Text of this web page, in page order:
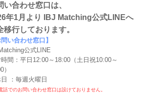
い合わせ窓口は、
年1月より IBJ Matching公式LINEへ
移行しております。
問い合わせ窓口】
公式LINE
間：平日12:00～18:00（土日祝10:00～
）
：毎週火曜日
話でのお問い合わせ窓口は設けておりません。